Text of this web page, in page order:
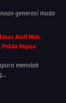
generasi muda
Andi Muh.
Papua
menolak